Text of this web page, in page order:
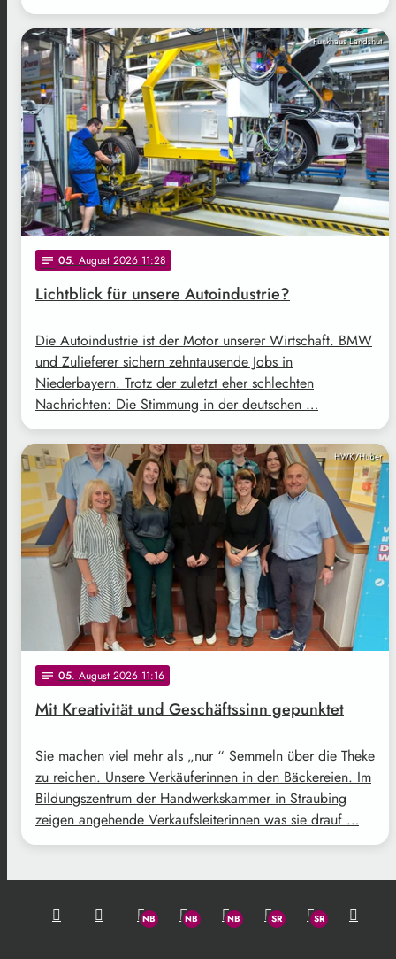
Funkhaus Landshut
notes 05. August 2026 11:28
Lichtblick für unsere Autoindustrie?
Die Autoindustrie ist der Motor unserer Wirtschaft. BMW
und Zulieferer sichern zehntausende Jobs in
Niederbayern. Trotz der zuletzt eher schlechten
Nachrichten: Die Stimmung in der deutschen …
HWK/Huber
notes 05. August 2026 11:16
Mit Kreativität und Geschäftssinn gepunktet
Sie machen viel mehr als „nur “ Semmeln über die Theke
zu reichen. Unsere Verkäuferinnen in den Bäckereien. Im
Bildungszentrum der Handwerkskammer in Straubing
zeigen angehende Verkaufsleiterinnen was sie drauf …